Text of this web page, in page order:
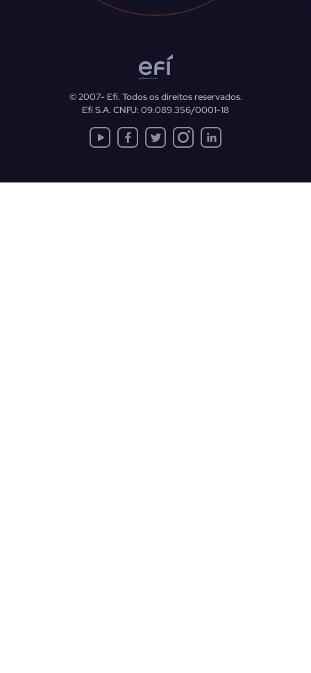
© 2007-Efí. Todos os direitos reservados.
Efí S.A. CNPJ: 09.089.356/0001-18